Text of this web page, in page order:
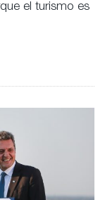
el turismo es